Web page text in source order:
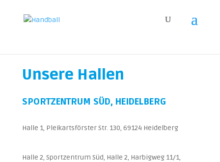
Unsere Hallen
SPORTZENTRUM SÜD, HEIDELBERG
Halle 1, Pleikartsförster Str. 130, 69124 Heidelberg
Halle 2, Sportzentrum Süd, Halle 2, Harbigweg 11/1,